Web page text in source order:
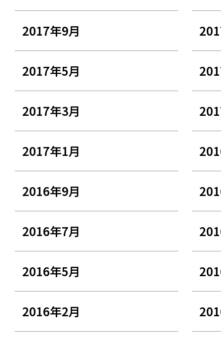
2017年9月
2017年5月
2017年3月
2017年1月
2016年9月
2016年7月
2016年5月
2016年2月